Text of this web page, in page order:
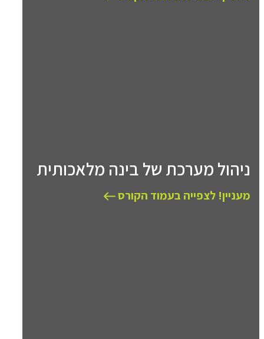
ניהול מערכת של בינה מלאכותית
מעניין! לצפייה בעמוד הקורס